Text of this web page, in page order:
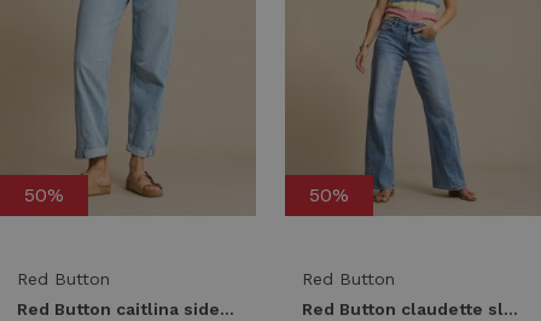
50%
Red Button
Red Button caitlina sidepatch srb4824 Loose fit light blue
50%
Red Button
Red Button claudette slanted seam srb4907 Regular fit lightblue-l33